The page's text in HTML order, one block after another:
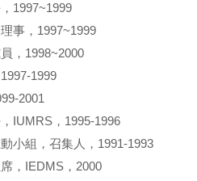
1997~1999
事，1997~1999
，1998~2000
1999
2001
IUMRS，1995-1996
小組，召集人，1991-1993
，IEDMS，2000